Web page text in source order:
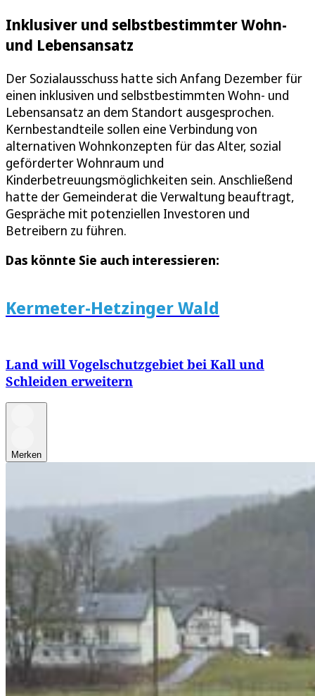
Inklusiver und selbstbestimmter Wohn-
und Lebensansatz
Der Sozialausschuss hatte sich Anfang Dezember für
einen inklusiven und selbstbestimmten Wohn- und
Lebensansatz an dem Standort ausgesprochen.
Kernbestandteile sollen eine Verbindung von
alternativen Wohnkonzepten für das Alter, sozial
geförderter Wohnraum und
Kinderbetreuungsmöglichkeiten sein. Anschließend
hatte der Gemeinderat die Verwaltung beauftragt,
Gespräche mit potenziellen Investoren und
Betreibern zu führen.
Das könnte Sie auch interessieren:
Kermeter-Hetzinger Wald
Land will Vogelschutzgebiet bei Kall und
Schleiden erweitern
Merken